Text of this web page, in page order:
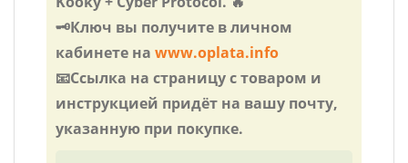
🗝️Ключ вы получите в личном
кабинете на www.oplata.info
📧Ссылка на страницу с товаром и
инструкцией придёт на вашу почту,
указанную при покупке.